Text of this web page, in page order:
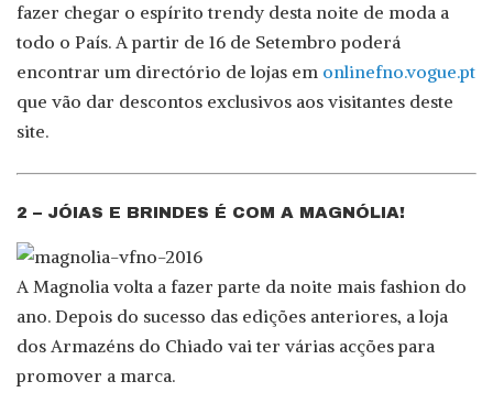
fazer chegar o espírito trendy desta noite de moda a
todo o País. A partir de 16 de Setembro poderá
encontrar um directório de lojas em onlinefno.vogue.pt
que vão dar descontos exclusivos aos visitantes deste
site.
2 – JÓIAS E BRINDES É COM A MAGNÓLIA!
A Magnolia volta a fazer parte da noite mais fashion do
ano. Depois do sucesso das edições anteriores, a loja
dos Armazéns do Chiado vai ter várias acções para
promover a marca.